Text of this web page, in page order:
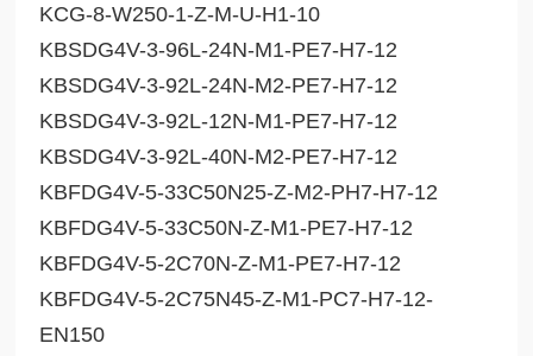
KCG-8-W250-1-Z-M-U-H1-10
KBSDG4V-3-96L-24N-M1-PE7-H7-12
KBSDG4V-3-92L-24N-M2-PE7-H7-12
KBSDG4V-3-92L-12N-M1-PE7-H7-12
KBSDG4V-3-92L-40N-M2-PE7-H7-12
KBFDG4V-5-33C50N25-Z-M2-PH7-H7-12
KBFDG4V-5-33C50N-Z-M1-PE7-H7-12
KBFDG4V-5-2C70N-Z-M1-PE7-H7-12
KBFDG4V-5-2C75N45-Z-M1-PC7-H7-12-
EN150